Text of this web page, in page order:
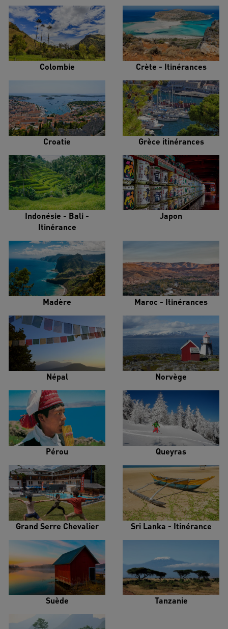
Colombie Crète - Itinérances
Croatie Grèce itinérances
Indonésie - Bali -
Itinérance
Japon
Madère Maroc - Itinérances
Népal Norvège
Pérou Queyras
Grand Serre Chevalier Sri Lanka - Itinérance
Suède Tanzanie